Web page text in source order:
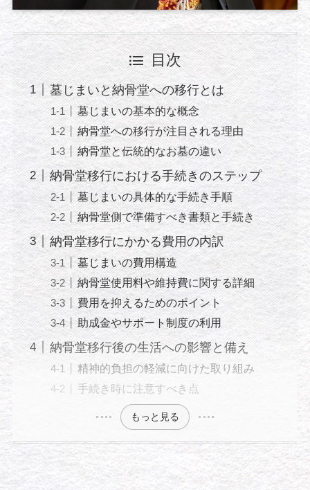
目次
墓じまいと納骨堂への移行とは
墓じまいの基本的な概念
納骨堂への移行が注目される理由
納骨堂と伝統的なお墓の違い
納骨堂移行における手続きのステップ
墓じまいの具体的な手続き手順
納骨堂側で準備すべき書類と手続き
納骨堂移行にかかる費用の内訳
墓じまいの費用構造
納骨堂使用料や維持費に関する詳細
費用を抑えるためのポイント
助成金やサポート制度の利用
納骨堂移行後の生活への影響と備え
精神的負担の軽減に向けた取り組み
手続き時に注意すべき点
もっと見る